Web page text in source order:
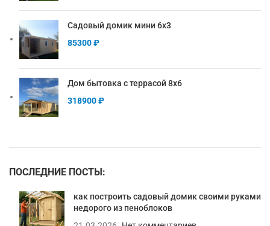
Садовый домик мини 6х3
85300₽
Дом бытовка с террасой 8х6
318900₽
ПОСЛЕДНИЕ ПОСТЫ:
как построить садовый домик своими руками
недорого из пеноблоков